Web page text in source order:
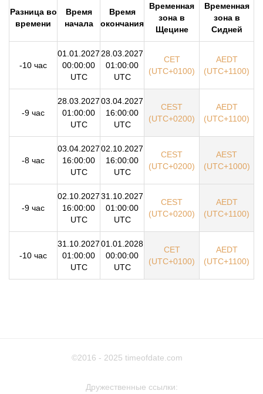
Разница во
времени
Время
начала
Время
окончания
Временная
зона в
Щецине
Временная
зона в
Сидней
-10 час
01.01.2027
00:00:00
UTC
28.03.2027
01:00:00
UTC
CET
(UTC+0100)
AEDT
(UTC+1100)
-9 час
28.03.2027
01:00:00
UTC
03.04.2027
16:00:00
UTC
CEST
(UTC+0200)
AEDT
(UTC+1100)
-8 час
03.04.2027
16:00:00
UTC
02.10.2027
16:00:00
UTC
CEST
(UTC+0200)
AEST
(UTC+1000)
-9 час
02.10.2027
16:00:00
UTC
31.10.2027
01:00:00
UTC
CEST
(UTC+0200)
AEDT
(UTC+1100)
-10 час
31.10.2027
01:00:00
UTC
01.01.2028
00:00:00
UTC
CET
(UTC+0100)
AEDT
(UTC+1100)
©2016 - 2025 timeofdate.com
Дружественные ссылки: